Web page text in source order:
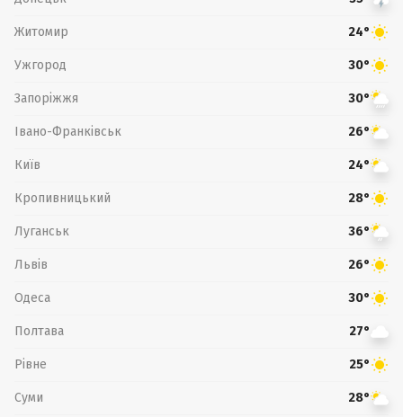
Житомир 24°
Ужгород 30°
Запоріжжя 30°
Івано-Франківськ 26°
Київ 24°
Кропивницький 28°
Луганськ 36°
Львів 26°
Одеса 30°
Полтава 27°
Рівне 25°
Суми 28°